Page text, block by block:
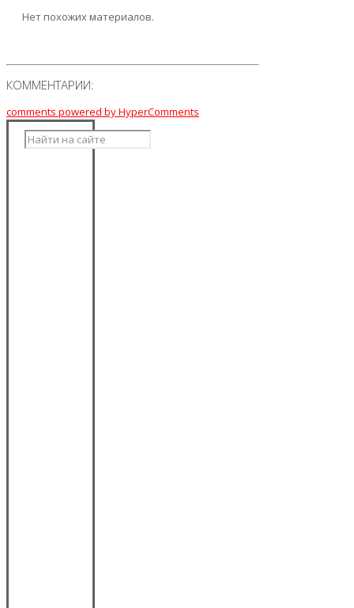
Нет похожих материалов.
КОММЕНТАРИИ:
comments powered by HyperComments